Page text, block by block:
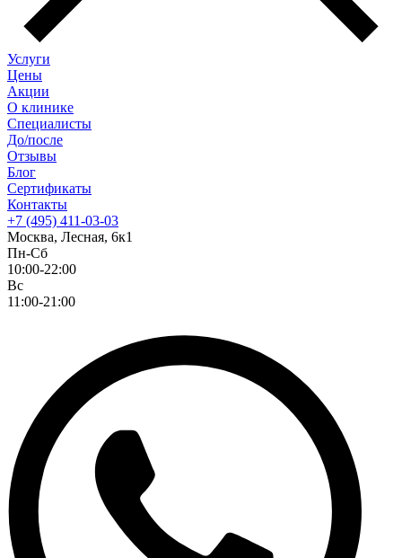
Услуги
Цены
Акции
О клинике
Специалисты
До/после
Отзывы
Блог
Сертификаты
Контакты
+7 (495) 411-03-03
Москва, Лесная, 6к1
Пн-Сб
10:00-22:00
Вс
11:00-21:00